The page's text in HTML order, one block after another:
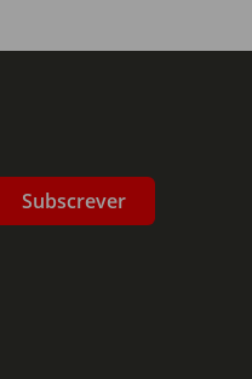
Subscrever